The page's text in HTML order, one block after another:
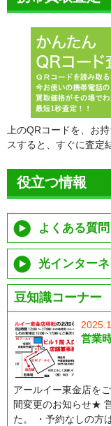
上のQRコードを、お
スすると、すぐに査定
役立つ情報
よくある質問
光インター
豆知識コーナー
営業
アールイー東金店を
間変更のお知らせ★
た。 ・予約なしの方